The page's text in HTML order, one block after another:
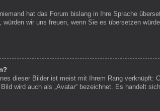
hat das Forum bislang in Ihre Sprache
wir uns freuen, wenn Sie es übersetzen
dieser Bilder ist meist mit Ihrem Rang verknüpft:
wird auch als „Avatar“ bezeichnet. Es handelt